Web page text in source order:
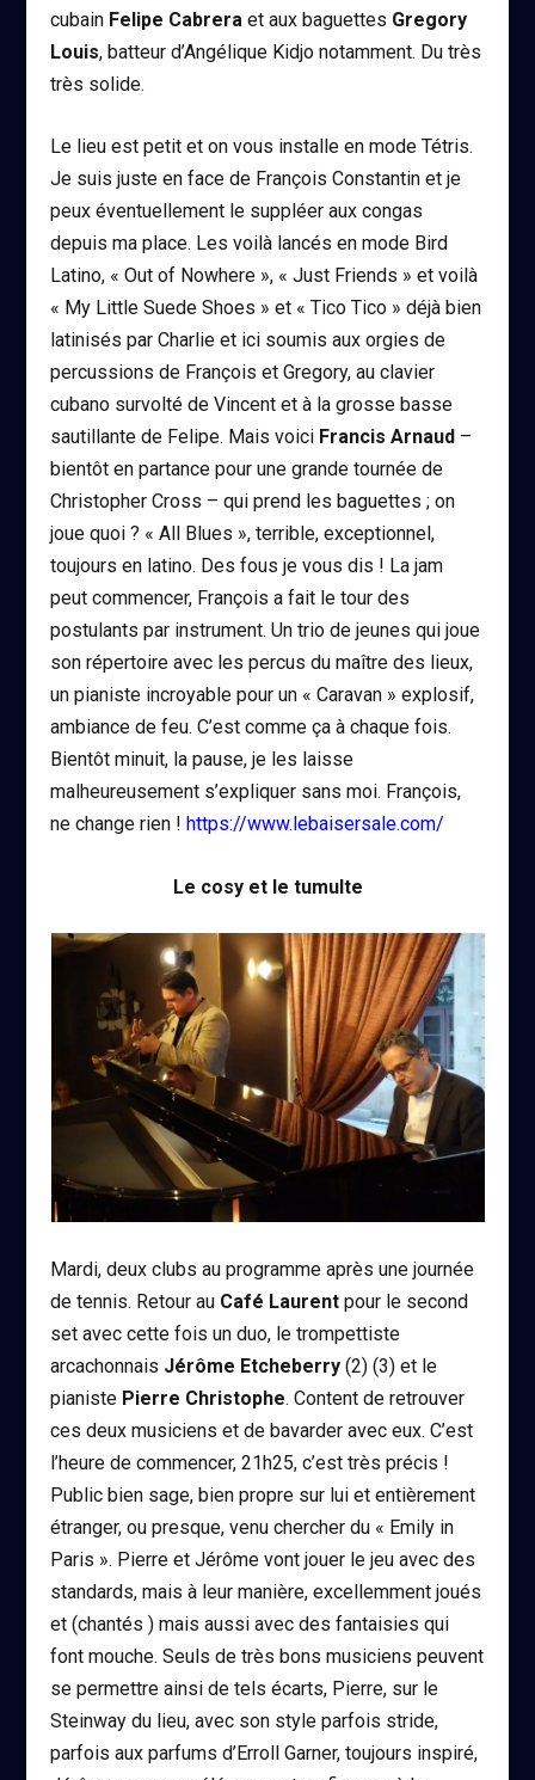
cubain Felipe Cabrera et aux baguettes Gregory
Louis, batteur d’Angélique Kidjo notamment. Du très
très solide.
Le lieu est petit et on vous installe en mode Tétris.
Je suis juste en face de François Constantin et je
peux éventuellement le suppléer aux congas
depuis ma place. Les voilà lancés en mode Bird
Latino, « Out of Nowhere », « Just Friends » et voilà
« My Little Suede Shoes » et « Tico Tico » déjà bien
latinisés par Charlie et ici soumis aux orgies de
percussions de François et Gregory, au clavier
cubano survolté de Vincent et à la grosse basse
sautillante de Felipe. Mais voici Francis Arnaud –
bientôt en partance pour une grande tournée de
Christopher Cross – qui prend les baguettes ; on
joue quoi ? « All Blues », terrible, exceptionnel,
toujours en latino. Des fous je vous dis ! La jam
peut commencer, François a fait le tour des
postulants par instrument. Un trio de jeunes qui joue
son répertoire avec les percus du maître des lieux,
un pianiste incroyable pour un « Caravan » explosif,
ambiance de feu. C’est comme ça à chaque fois.
Bientôt minuit, la pause, je les laisse
malheureusement s’expliquer sans moi. François,
ne change rien ! https://www.lebaisersale.com/
Le cosy et le tumulte
Mardi, deux clubs au programme après une journée
de tennis. Retour au Café Laurent pour le second
set avec cette fois un duo, le trompettiste
arcachonnais Jérôme Etcheberry (2) (3) et le
pianiste Pierre Christophe. Content de retrouver
ces deux musiciens et de bavarder avec eux. C’est
l’heure de commencer, 21h25, c’est très précis !
Public bien sage, bien propre sur lui et entièrement
étranger, ou presque, venu chercher du « Emily in
Paris ». Pierre et Jérôme vont jouer le jeu avec des
standards, mais à leur manière, excellemment joués
et (chantés ) mais aussi avec des fantaisies qui
font mouche. Seuls de très bons musiciens peuvent
se permettre ainsi de tels écarts, Pierre, sur le
Steinway du lieu, avec son style parfois stride,
parfois aux parfums d’Erroll Garner, toujours inspiré,